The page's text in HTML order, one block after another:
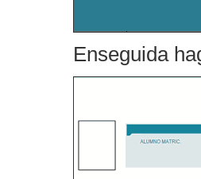
Enseguida